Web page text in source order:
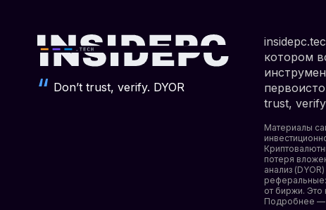
Don’t trust, verify. DYOR
котором
trust,
Материалы
потеря
анализ
от биржи. Это
Подробнее —